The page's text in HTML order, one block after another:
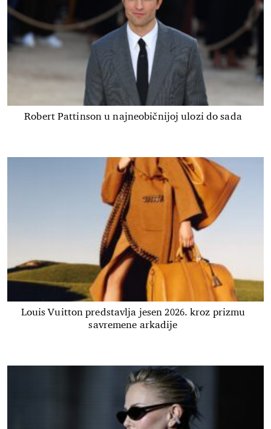
Robert Pattinson u najneobičnijoj ulozi do sada
Louis Vuitton predstavlja jesen 2026. kroz prizmu
savremene arkadije